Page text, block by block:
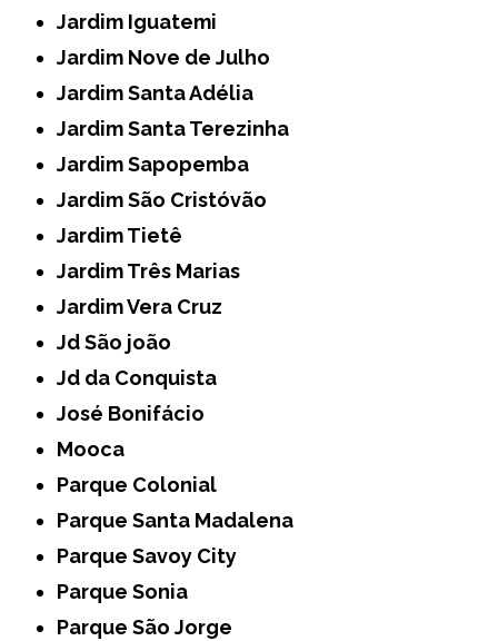
Jardim Iguatemi
Jardim Nove de Julho
Jardim Santa Adélia
Jardim Santa Terezinha
Jardim Sapopemba
Jardim São Cristóvão
Jardim Tietê
Jardim Três Marias
Jardim Vera Cruz
Jd São joão
Jd da Conquista
José Bonifácio
Mooca
Parque Colonial
Parque Santa Madalena
Parque Savoy City
Parque Sonia
Parque São Jorge